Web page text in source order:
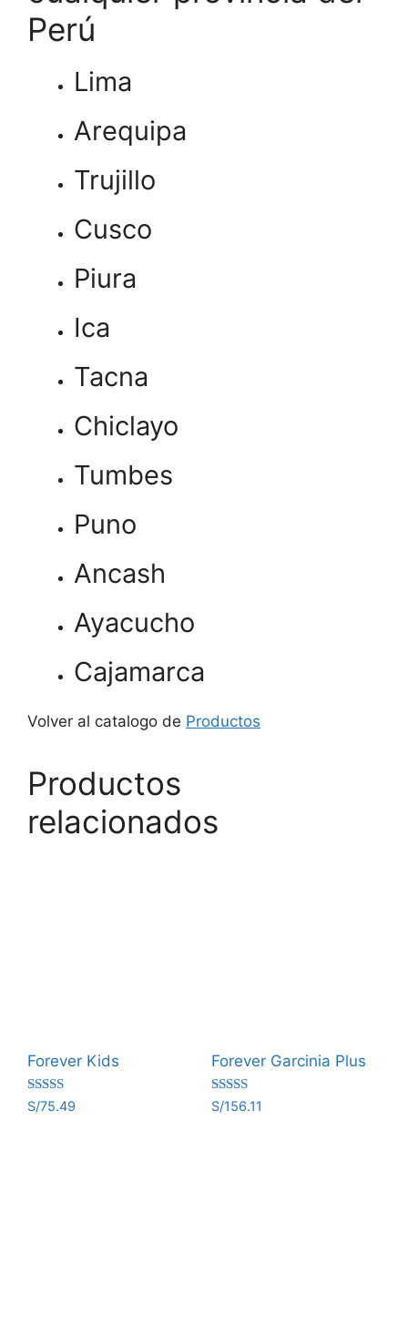
Perú
Lima
Arequipa
Trujillo
Cusco
Piura
Ica
Tacna
Chiclayo
Tumbes
Puno
Ancash
Ayacucho
Cajamarca
Volver al catalogo de Productos
Productos
relacionados
Forever Kids
Valorado
con
S/75.49
Forever Garcinia Plus
Valorado
con
S/156.11